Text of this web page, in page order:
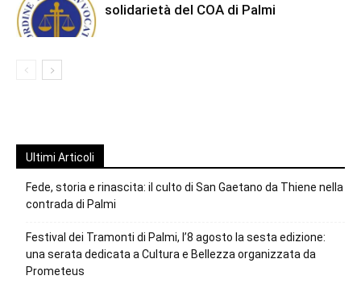
solidarietà del COA di Palmi
Ultimi Articoli
Fede, storia e rinascita: il culto di San Gaetano da Thiene nella
contrada di Palmi
Festival dei Tramonti di Palmi, l’8 agosto la sesta edizione:
una serata dedicata a Cultura e Bellezza organizzata da
Prometeus